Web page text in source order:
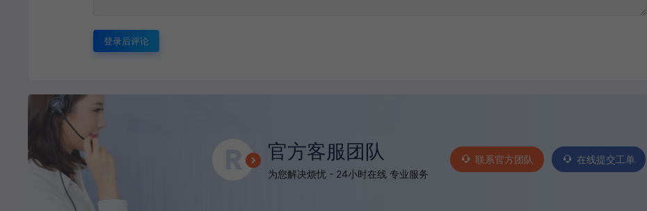
登录后评论
官方客服团队
为您解决烦忧 - 24小时在线 专业服务
联系官方团队 在线提交工单